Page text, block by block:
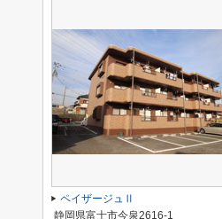
ペイザージュⅡ
静岡県富士市今泉2616-1